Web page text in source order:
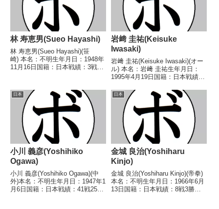
林 寿恵男(Sueo Hayashi)
林 寿恵男(Sueo Hayashi)(笹
崎) 本名：不明生年月日：1948年
11月16日国籍：日本戦績：3戦1
○2RKO 甲 進吾(東
拳)1968/03/28 ●1RK...
岩﨑 圭祐(Keisuke
Iwasaki)
岩﨑 圭祐(Keisuke Iwasaki)(オー
ル) 本名：岩﨑 圭祐生年月日：
1995年4月19日国籍：日本戦績：
イトル】2019年度西日本スーパ
ーフライ級新人王 【戦歴】
2018/08/11 ○...
日本
小川 義彦(Yoshihiko
Ogawa)
小川 義彦(Yoshihiko Ogawa)(中
外)本名：不明生年月日：1947年1
月6日国籍：日本戦績：41戦25勝
日本
金城 良治(Yoshiharu
Kinjo)
金城 良治(Yoshiharu Kinjo)(帝拳)
本名：不明生年月日：1966年6月
13日国籍：日本戦績：8戦3勝